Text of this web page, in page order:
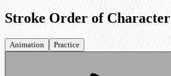
Stroke Order of Character
Animation Practice